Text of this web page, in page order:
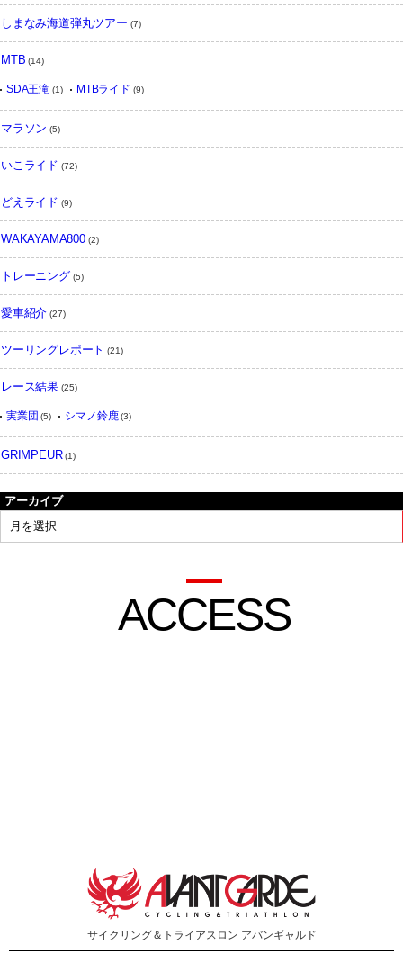
しまなみ海道弾丸ツアー (7)
MTB (14)
SDA王滝 (1) MTBライド (9)
マラソン (5)
いこライド (72)
どえライド (9)
WAKAYAMA800(2)
トレーニング (5)
愛車紹介 (27)
ツーリングレポート (21)
レース結果 (25)
実業団 (5) シマノ鈴鹿 (3)
GRIMPEUR(1)
アーカイブ
ACCESS
サイクリング＆トライアスロン アバンギャルド